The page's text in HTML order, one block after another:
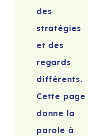
des
stratégies
et des
regards
différents.
Cette page
donne la
parole à